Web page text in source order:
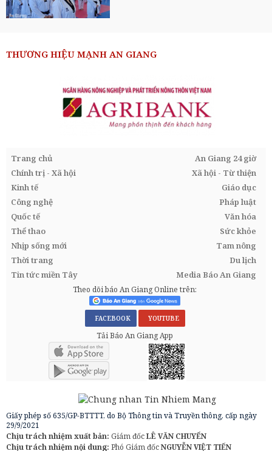
THƯƠNG HIỆU MẠNH AN GIANG
Trang chủ
An Giang 24 giờ
Chính trị - Xã hội
Xã hội - Từ thiện
Kinh tế
Giáo dục
Công nghệ
Pháp luật
Quốc tế
Văn hóa
Thể thao
Sức khỏe
Nhịp sống mới
Tam nông
Thời trang
Du lịch
Tin tức miền Tây
Media Báo An Giang
Theo dõi báo An Giang Online trên:
FACEBOOK YOUTUBE
Tải Báo An Giang App
Giấy phép số 635/GP-BTTTT, do Bộ Thông tin và Truyền thông, cấp ngày
29/9/2021
Chịu trách nhiệm xuất bản: Giám đốcLÊ VĂN CHUYỂN
Chịu trách nhiệm nội dung: Phó Giám đốcNGUYỄN VIỆT TIẾN